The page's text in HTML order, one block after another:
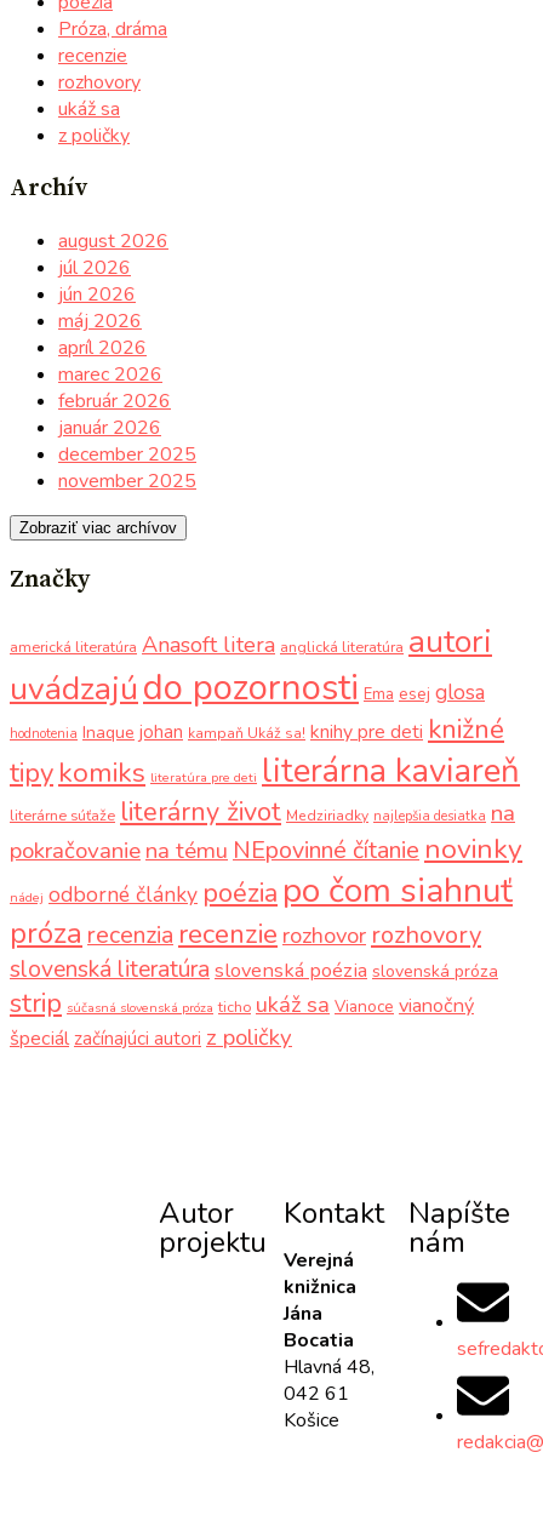
Próza, dráma
recenzie
rozhovory
ukáž sa
z poličky
Archív
august 2026
júl 2026
jún 2026
máj 2026
apríl 2026
marec 2026
február 2026
január 2026
december 2025
november 2025
Zobraziť viac archívov
Značky
americká literatúra Anasoft litera anglická literatúra autori
uvádzajúdo pozornosti Ema esej glosa
hodnotenia Inaque johan kampaň Ukáž sa! knihy pre deti knižné
tipy komiks literatúra pre deti literárna kaviareň
literárne súťaže literárny život Medziriadky najlepšia desiatka na
pokračovaniena tému NEpovinné čítanie novinky
nádej odborné články poézia po čom siahnuť
próza recenzia recenzie rozhovor rozhovory
slovenská literatúra slovenská poézia slovenská próza
strip súčasná slovenská próza ticho ukáž sa Vianoce vianočný
špeciál začínajúci autori z poličky
Autor
projektu
Kontakt
Verejná
knižnica
Jána
Bocatia
Hlavná 48,
042 61
Košice
Napíšte
nám